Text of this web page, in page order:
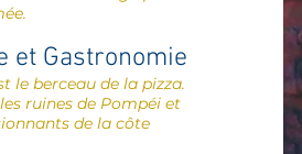
et Gastronomie
le berceau de la pizza.
ruines de Pompéi et
de la côte